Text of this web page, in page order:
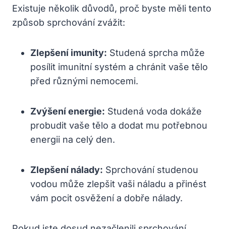
Existuje několik ⁢důvodů, proč byste měli tento
způsob sprchování ​zvážit:
Zlepšení imunity: Studená sprcha může
posílit imunitní systém ⁤a chránit vaše tělo
⁤před různými nemocemi.
Zvýšení energie: Studená voda dokáže
probudit vaše tělo a dodat mu potřebnou
energii na celý den.
Zlepšení nálady: ⁣Sprchování studenou
vodou může zlepšit vaši náladu a přinést
vám pocit osvěžení ​a dobře nálady.